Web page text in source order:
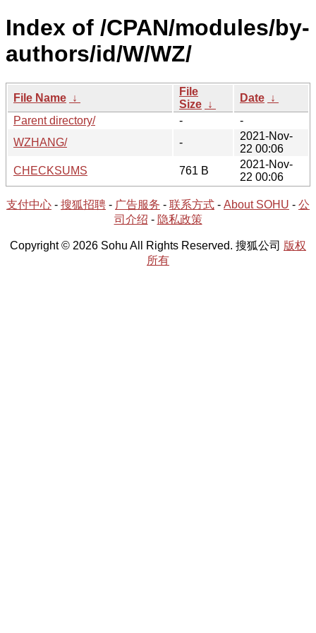
Index of /CPAN/modules/by-
authors/id/W/WZ/
File Name ↓
File
Size ↓
Date ↓
Parent directory/
-
-
WZHANG/
-
2021-Nov-
22 00:06
CHECKSUMS
761 B
2021-Nov-
22 00:06
支付中心 - 搜狐招聘 - 广告服务 - 联系方式 - About SOHU - 公
司介绍 - 隐私政策
Copyright © 2026 Sohu All Rights Reserved. 搜狐公司 版权
所有